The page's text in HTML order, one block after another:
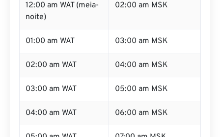
12:00 am WAT (meia-
noite)
02:00 am MSK
01:00 am WAT 03:00 am MSK
02:00 am WAT 04:00 am MSK
03:00 am WAT 05:00 am MSK
04:00 am WAT 06:00 am MSK